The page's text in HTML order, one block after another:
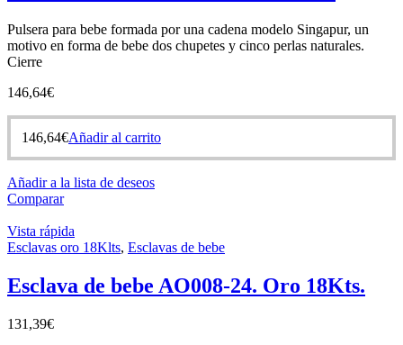
Pulsera para bebe formada por una cadena modelo Singapur, un
motivo en forma de bebe dos chupetes y cinco perlas naturales.
Cierre
146,64€
146,64€Añadir al carrito
Añadir a la lista de deseos
Comparar
Vista rápida
Esclavas oro 18Klts, Esclavas de bebe
Esclava de bebe AO008-24. Oro 18Kts.
131,39€